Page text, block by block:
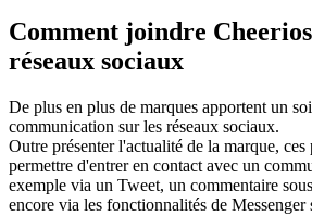
Comment joindre
réseaux sociaux
De plus en plus de marques apportent un
communication sur les réseaux sociaux.
Outre présenter l'actualité de la marque,
permettre d'entrer en contact avec un
exemple via un Tweet, un commentaire
encore via les fonctionnalités de Messenger